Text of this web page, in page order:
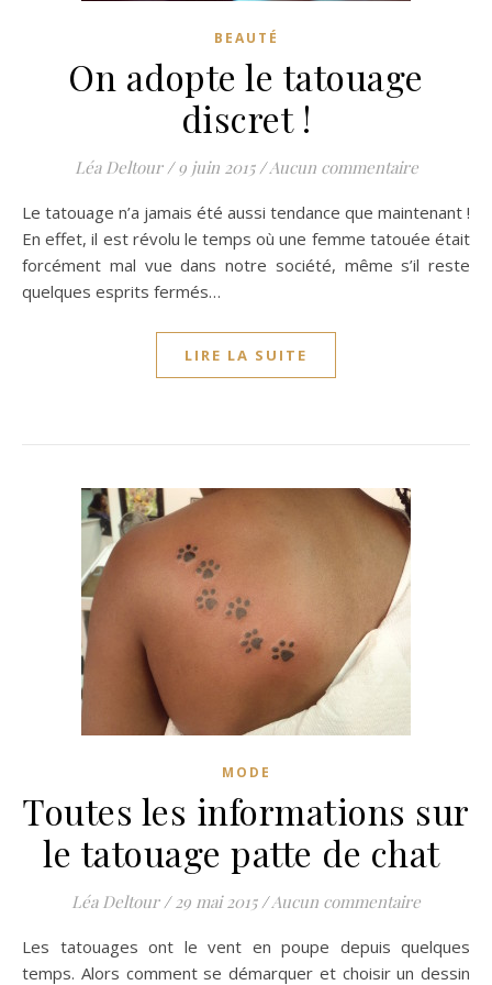
BEAUTÉ
On adopte le tatouage
discret !
Léa Deltour / 9 juin 2015 /Aucun commentaire
Le tatouage n’a jamais été aussi tendance que maintenant !
En effet, il est révolu le temps où une femme tatouée était
forcément mal vue dans notre société, même s’il reste
quelques esprits fermés…
LIRE LA SUITE
MODE
Toutes les informations sur
le tatouage patte de chat
Léa Deltour / 29 mai 2015 /Aucun commentaire
Les tatouages ont le vent en poupe depuis quelques
temps. Alors comment se démarquer et choisir un dessin